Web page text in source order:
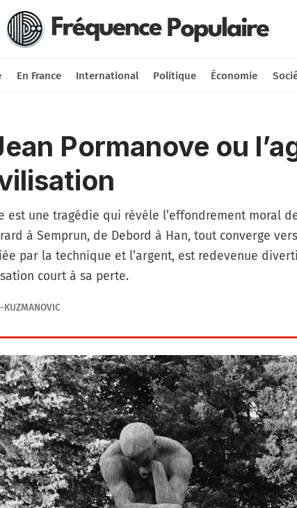
En France International Politique Économie
Nous soutenir
Pormanove ou
est une tragédie qui révèle l’effondrement moral
à Semprun, de Debord à Han, tout converge
par la technique et l’argent, est redevenue
court à sa perte.
KUZMANOVIC